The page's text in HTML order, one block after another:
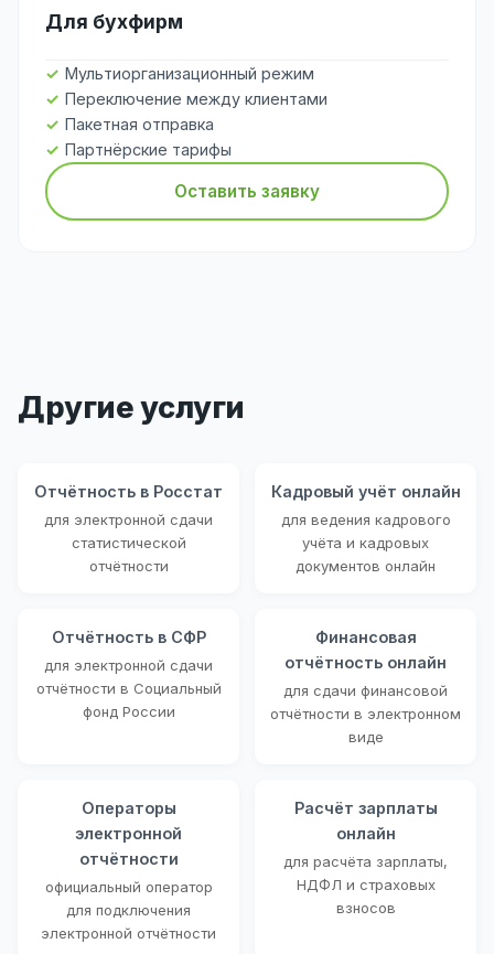
Для бухфирм
Мультиорганизационный режим
Переключение между клиентами
Пакетная отправка
Партнёрские тарифы
Оставить заявку
Другие услуги
Отчётность в Росстат
для электронной сдачи
статистической
отчётности
Кадровый учёт онлайн
для ведения кадрового
учёта и кадровых
документов онлайн
Отчётность в СФР
для электронной сдачи
отчётности в Социальный
фонд России
Финансовая
отчётность онлайн
для сдачи финансовой
отчётности в электронном
виде
Операторы
электронной
отчётности
официальный оператор
для подключения
электронной отчётности
Расчёт зарплаты
онлайн
для расчёта зарплаты,
НДФЛ и страховых
взносов